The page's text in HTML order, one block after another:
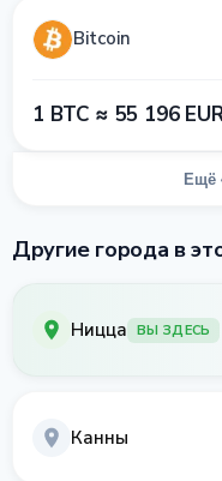
Bitcoin
1 BTC ≈ 55 196
Ещё
Другие города в
Ницца ВЫ ЗДЕСЬ
Канны